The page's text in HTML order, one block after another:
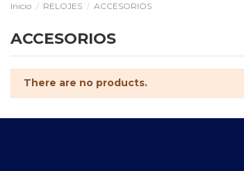
Inicio RELOJES ACCESORIOS
ACCESORIOS
There are no products.